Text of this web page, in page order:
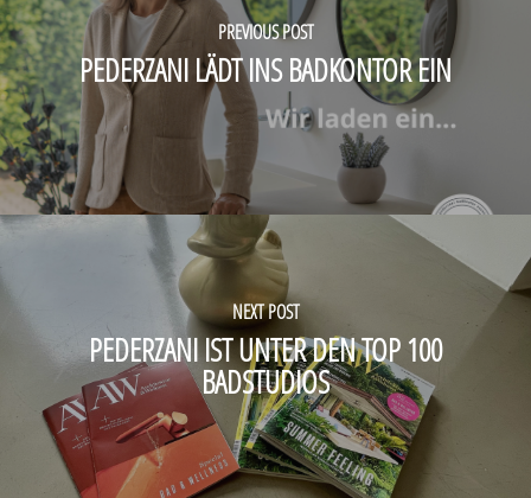
PREVIOUS POST
PEDERZANI LÄDT INS BADKONTOR EIN
NEXT POST
PEDERZANI IST UNTER DEN TOP 100
BADSTUDIOS